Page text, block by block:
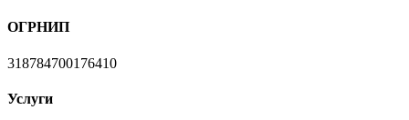
ОГРНИП
318784700176410
Услуги